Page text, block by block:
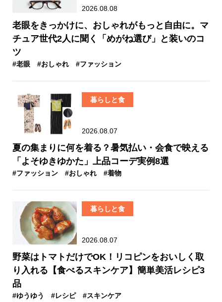
2026.08.08
老眼をきっかけに、おしゃれがもっと自由に。マ
チュア世代2人に聞く「めがね選び」と装いのコ
ツ
#老眼 #おしゃれ #ファッション
暮らしと食
2026.08.07
夏の集まりに何を着る？暑気払い・会食で映える
「よそゆきゆかた」上品コーデ実例8選
#ファッション #おしゃれ #着物
暮らしと食
2026.08.07
野菜はトマトだけでOK！リコピンをおいしく取
り入れる【食べるスキンケア】簡単美活レシピ3
品
#ゆうゆう #レシピ #スキンケア